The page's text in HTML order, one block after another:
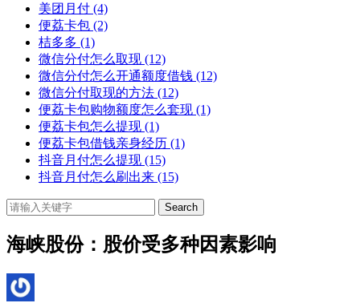
美团月付 (4)
便荔卡包 (2)
桔多多 (1)
微信分付怎么取现 (12)
微信分付怎么开通额度借钱 (12)
微信分付取现的方法 (12)
便荔卡包购物额度怎么套现 (1)
便荔卡包怎么提现 (1)
便荔卡包借钱亲身经历 (1)
抖音月付怎么提现 (15)
抖音月付怎么刷出来 (15)
Search
海峡股份：股价受多种因素影响